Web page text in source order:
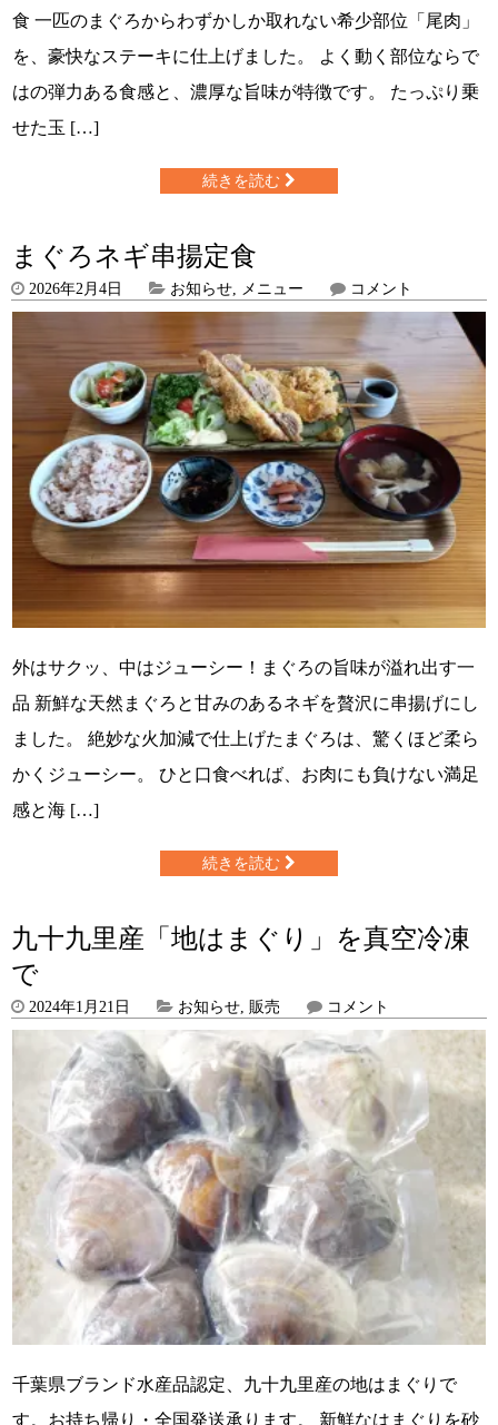
食 一匹のまぐろからわずかしか取れない希少部位「尾肉」
を、豪快なステーキに仕上げました。 よく動く部位ならで
はの弾力ある食感と、濃厚な旨味が特徴です。 たっぷり乗
せた玉 […]
続きを読む
まぐろネギ串揚定食
2026年2月4日 お知らせ, メニュー コメント
外はサクッ、中はジューシー！まぐろの旨味が溢れ出す一
品 新鮮な天然まぐろと甘みのあるネギを贅沢に串揚げにし
ました。 絶妙な火加減で仕上げたまぐろは、驚くほど柔ら
かくジューシー。 ひと口食べれば、お肉にも負けない満足
感と海 […]
続きを読む
九十九里産「地はまぐり」を真空冷凍
で
2024年1月21日 お知らせ, 販売 コメント
千葉県ブランド水産品認定、九十九里産の地はまぐりで
す。お持ち帰り・全国発送承ります。 新鮮なはまぐりを砂